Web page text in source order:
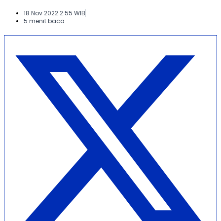
18 Nov 2022 2:55 WIB
5 menit baca